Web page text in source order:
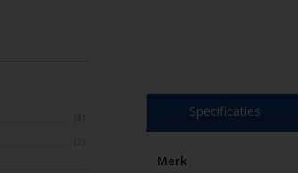
Specificaties
Merk